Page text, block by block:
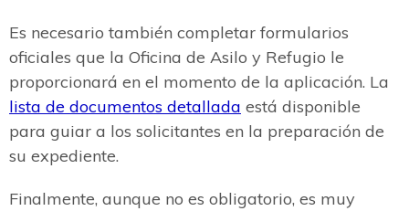
Es necesario también completar formularios
oficiales que la Oficina de Asilo y Refugio le
proporcionará en el momento de la aplicación. La
lista de documentos detallada está disponible
para guiar a los solicitantes en la preparación de
su expediente.
Finalmente, aunque no es obligatorio, es muy